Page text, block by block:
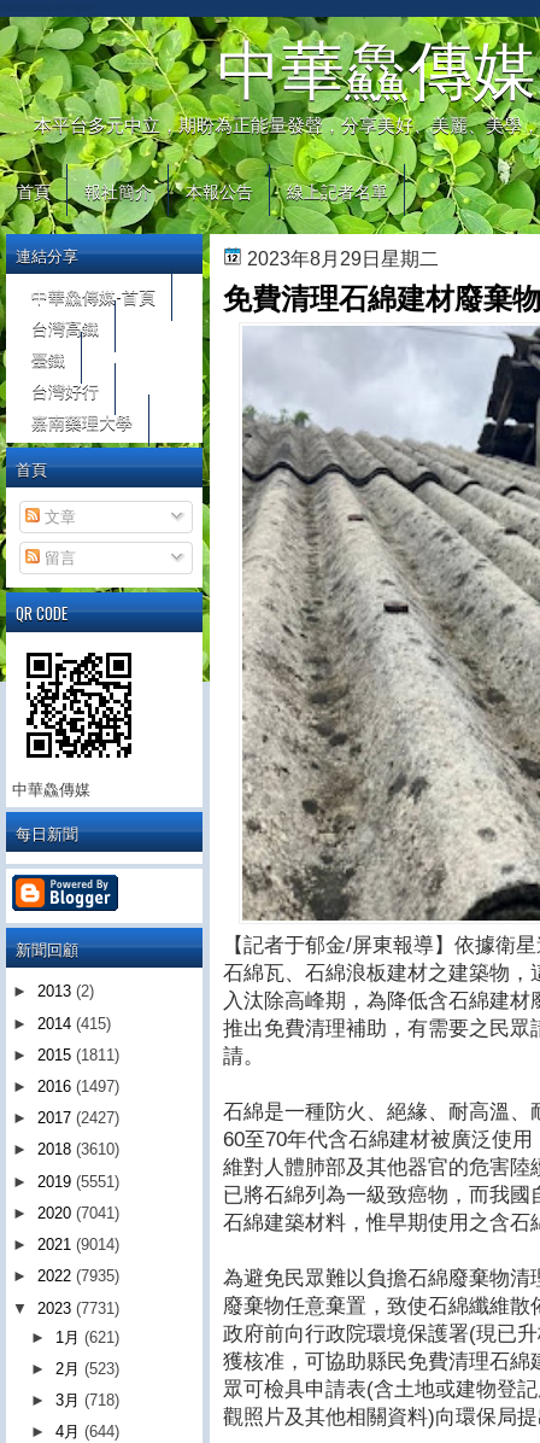
中華鱻傳媒
本平台多元中立，期盼為正能量發聲，分享美好、美麗、美學
首頁 報社簡介 本報公告 線上記者名單
2023年8月29日星期二
免費清理石綿建材廢棄
【記者于郁金/屏東報導】依據衛
石綿瓦、石綿浪板建材之建築物
入汰除高峰期，為降低含石綿建
推出免費清理補助，有需要之民
請。
石綿是一種防火、絕緣、耐高溫
60至70年代含石綿建材被廣泛使
維對人體肺部及其他器官的危害
已將石綿列為一級致癌物，而我
石綿建築材料，惟早期使用之含
為避免民眾難以負擔石綿廢棄物
廢棄物任意棄置，致使石綿纖維
政府前向行政院環境保護署(現已
獲核准，可協助縣民免費清理石
眾可檢具申請表(含土地或建物登
觀照片及其他相關資料)向環保局
連結分享
中華鱻傳媒-首頁
台灣高鐵
臺鐵
台灣好行
嘉南藥理大學
首頁
文章
留言
QR CODE
中華鱻傳媒
每日新聞
新聞回顧
► 2013 (2)
► 2014 (415)
► 2015 (1811)
► 2016 (1497)
► 2017 (2427)
► 2018 (3610)
► 2019 (5551)
► 2020 (7041)
► 2021 (9014)
► 2022 (7935)
▼ 2023 (7731)
► 1月(621)
► 2月(523)
►3月(718)
►4月(644)